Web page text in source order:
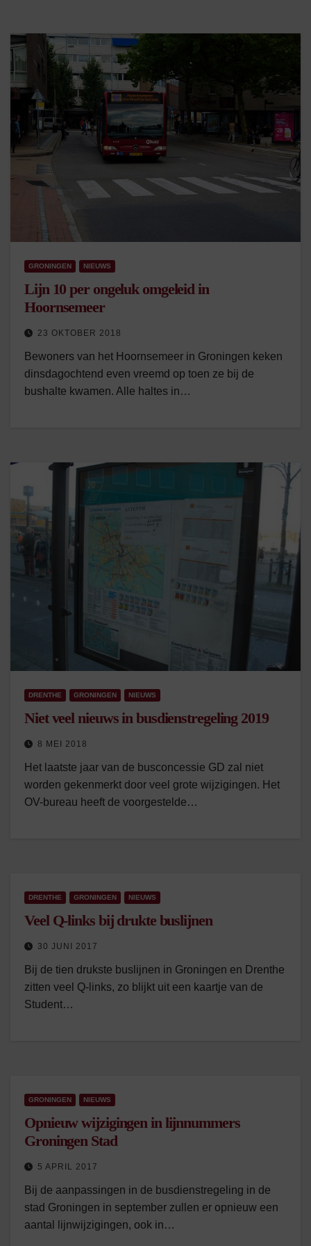
GRONINGEN NIEUWS
Lijn 10 per ongeluk omgeleid in
Hoornsemeer
23 OKTOBER 2018
Bewoners van het Hoornsemeer in Groningen keken
dinsdagochtend even vreemd op toen ze bij de
bushalte kwamen. Alle haltes in…
DRENTHE GRONINGEN NIEUWS
Niet veel nieuws in busdienstregeling 2019
8 MEI 2018
Het laatste jaar van de busconcessie GD zal niet
worden gekenmerkt door veel grote wijzigingen. Het
OV-bureau heeft de voorgestelde…
DRENTHE GRONINGEN NIEUWS
Veel Q-links bij drukte buslijnen
30 JUNI 2017
Bij de tien drukste buslijnen in Groningen en Drenthe
zitten veel Q-links, zo blijkt uit een kaartje van de
Student…
GRONINGEN NIEUWS
Opnieuw wijzigingen in lijnnummers
Groningen Stad
5 APRIL 2017
Bij de aanpassingen in de busdienstregeling in de
stad Groningen in september zullen er opnieuw een
aantal lijnwijzigingen, ook in…